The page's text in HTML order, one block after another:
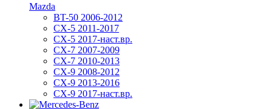
Mazda
BT-50 2006-2012
CX-5 2011-2017
CX-5 2017-наст.вр.
CX-7 2007-2009
CX-7 2010-2013
CX-9 2008-2012
CX-9 2013-2016
CX-9 2017-наст.вр.